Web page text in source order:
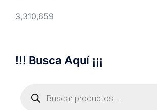
3,310,659
!!! Busca Aquí ¡¡¡
productos